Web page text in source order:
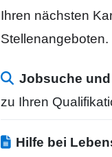
Ihren nächsten
Stellenangeboten.
Jobsuche
zu Ihren
Hilfe bei